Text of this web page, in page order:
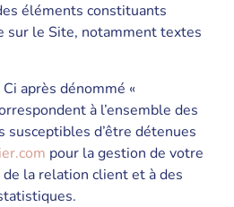
éléments constituants
sur le Site, notamment textes
Ci après dénommé «
à l’ensemble des
susceptibles d’être détenues
pour la gestion de votre
la relation client et à des